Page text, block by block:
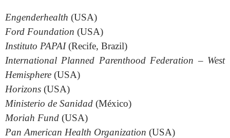
Engenderhealth (USA)
Ford Foundation (USA)
Instituto PAPAI(Recife, Brazil)
International Planned Parenthood Federation – West
Hemisphere (USA)
Horizons (USA)
Ministerio de Sanidad (México)
Moriah Fund (USA)
Pan American Health Organization (USA)